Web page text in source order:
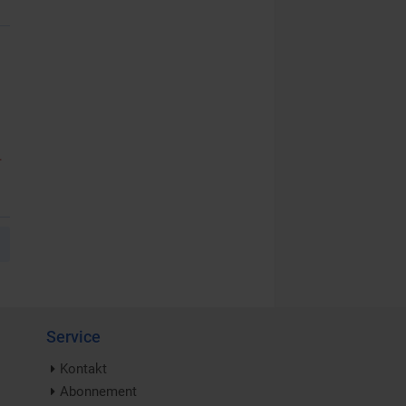
Service
Kontakt
Abonnement